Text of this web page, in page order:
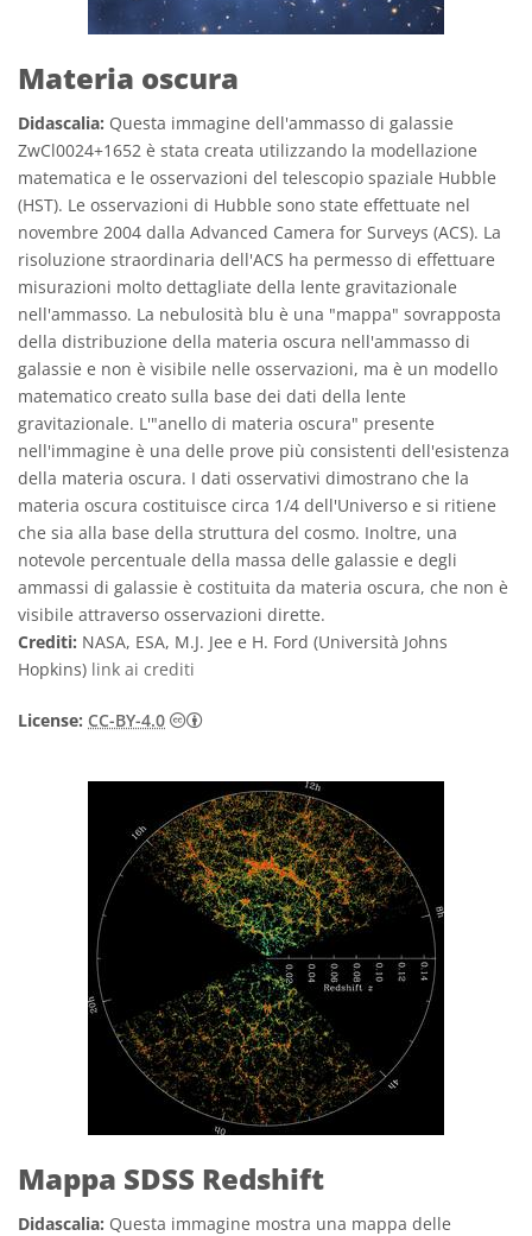
Materia oscura
Didascalia: Questa immagine dell'ammasso di galassie
ZwCl0024+1652 è stata creata utilizzando la modellazione
matematica e le osservazioni del telescopio spaziale Hubble
(HST). Le osservazioni di Hubble sono state effettuate nel
novembre 2004 dalla Advanced Camera for Surveys (ACS). La
risoluzione straordinaria dell'ACS ha permesso di effettuare
misurazioni molto dettagliate della lente gravitazionale
nell'ammasso. La nebulosità blu è una "mappa" sovrapposta
della distribuzione della materia oscura nell'ammasso di
galassie e non è visibile nelle osservazioni, ma è un modello
matematico creato sulla base dei dati della lente
gravitazionale. L'"anello di materia oscura" presente
nell'immagine è una delle prove più consistenti dell'esistenza
della materia oscura. I dati osservativi dimostrano che la
materia oscura costituisce circa 1/4 dell'Universo e si ritiene
che sia alla base della struttura del cosmo. Inoltre, una
notevole percentuale della massa delle galassie e degli
ammassi di galassie è costituita da materia oscura, che non è
visibile attraverso osservazioni dirette.
Crediti: NASA, ESA, M.J. Jee e H. Ford (Università Johns
Hopkins) link ai crediti
License: CC-BY-4.0 Creative Commons Attribuzione 4.0
Mappa SDSS Redshift
Didascalia: Questa immagine mostra una mappa delle